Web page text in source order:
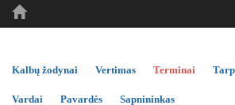
Kalbų žodynai Vertimas Terminai
Vardai Pavardės Sapnininkas